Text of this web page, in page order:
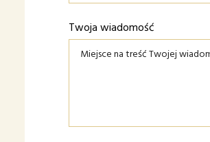
Twoja wiadomość